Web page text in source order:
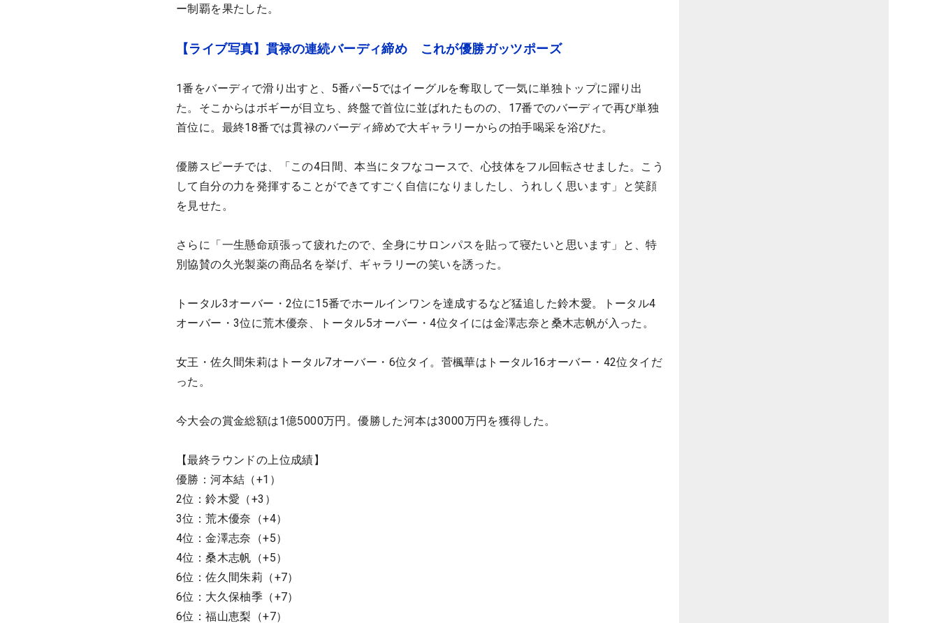
ー制覇を果たした。
【ライブ写真】貫禄の連続バーディ締め これが優勝ガッツポーズ
1番をバーディで滑り出すと、5番パー5ではイーグルを奪取して一気に単独トップに躍り出
た。そこからはボギーが目立ち、終盤で首位に並ばれたものの、17番でのバーディで再び単独
首位に。最終18番では貫禄のバーディ締めで大ギャラリーからの拍手喝采を浴びた。
優勝スピーチでは、「この4日間、本当にタフなコースで、心技体をフル回転させました。こう
して自分の力を発揮することができてすごく自信になりましたし、うれしく思います」と笑顔
を見せた。
さらに「一生懸命頑張って疲れたので、全身にサロンパスを貼って寝たいと思います」と、特
別協賛の久光製薬の商品名を挙げ、ギャラリーの笑いを誘った。
トータル3オーバー・2位に15番でホールインワンを達成するなど猛追した鈴木愛。トータル4
オーバー・3位に荒木優奈、トータル5オーバー・4位タイには金澤志奈と桑木志帆が入った。
女王・佐久間朱莉はトータル7オーバー・6位タイ。菅楓華はトータル16オーバー・42位タイだ
った。
今大会の賞金総額は1億5000万円。優勝した河本は3000万円を獲得した。
【最終ラウンドの上位成績】
優勝：河本結（+1）
2位：鈴木愛（+3）
3位：荒木優奈（+4）
4位：金澤志奈（+5）
4位：桑木志帆（+5）
6位：佐久間朱莉（+7）
6位：大久保柚季（+7）
6位：福山恵梨（+7）